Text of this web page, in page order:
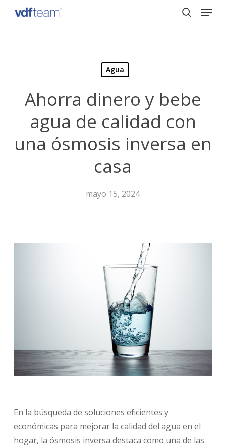
Menu
Agua
Ahorra dinero y bebe
agua de calidad con
una ósmosis inversa en
casa
mayo 15, 2024
En la búsqueda de soluciones eficientes y
económicas para mejorar la calidad del agua en el
hogar, la ósmosis inversa destaca como una de las